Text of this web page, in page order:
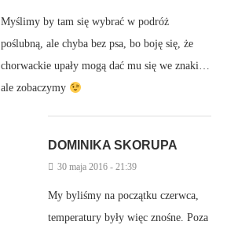
Myślimy by tam się wybrać w podróż
poślubną, ale chyba bez psa, bo boję się, że
chorwackie upały mogą dać mu się we znaki…
ale zobaczymy
DOMINIKA SKORUPA
30 maja 2016 - 21:39
My byliśmy na początku czerwca,
temperatury były więc znośne. Poza